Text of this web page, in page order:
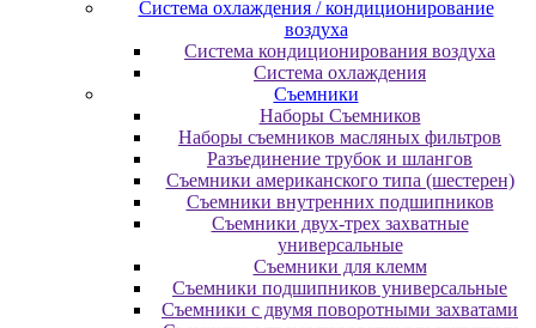
Система охлаждения / кондиционирование
воздуха
Система кондиционирования воздуха
Система охлаждения
Съемники
Наборы Съемников
Наборы съемников масляных фильтров
Разъединение трубок и шлангов
Съемники американского типа (шестерен)
Съемники внутренних подшипников
Съемники двух-трех захватные
универсальные
Съемники для клемм
Съемники подшипников универсальные
Съемники с двумя поворотными захватами